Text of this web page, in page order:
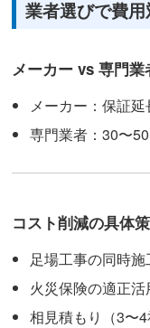
業者選びで費
メーカー vs 専門業
メーカー：保証
専門業者：30〜
コスト削減の具体策
足場工事の同時施
火災保険の適正活
相見積もり（3〜4